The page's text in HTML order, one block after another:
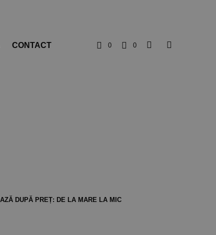
0 0
CONTACT